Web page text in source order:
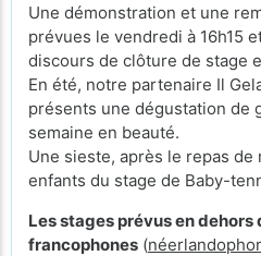
Une démonstration et une
prévues le vendredi à 16h15
discours de clôture de stage
En été, notre partenaire Il
présents une dégustation de
semaine en beauté.
Une sieste, après le repas
enfants du stage de Baby-
Les stages prévus en
francophones (